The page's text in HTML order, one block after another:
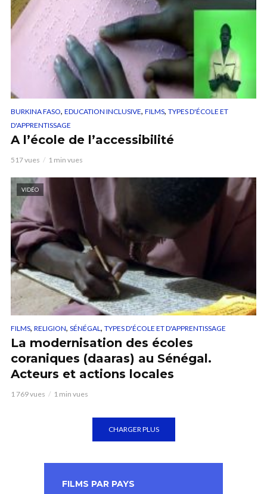
BURKINA FASO, EDUCATION INCLUSIVE, FILMS, TYPES D'ÉCOLE ET
D'APPRENTISSAGE
A l’école de l’accessibilité
517 vues 1 min vues
VIDÉO
FILMS, RELIGION, SÉNÉGAL , TYPES D'ÉCOLE ET D'APPRENTISSAGE
La modernisation des écoles
coraniques (daaras) au Sénégal.
Acteurs et actions locales
1 769 vues 1 min vues
CHARGER PLUS
FILMS PAR PAYS